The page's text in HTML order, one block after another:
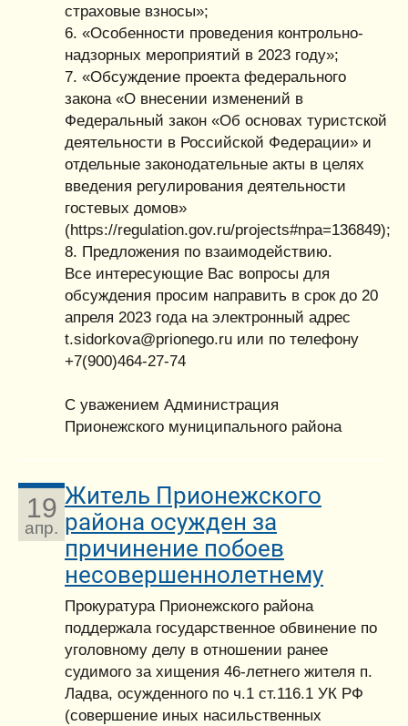
страховые взносы»;
6. «Особенности проведения контрольно-
надзорных мероприятий в 2023 году»;
7. «Обсуждение проекта федерального
закона «О внесении изменений в
Федеральный закон «Об основах туристской
деятельности в Российской Федерации» и
отдельные законодательные акты в целях
введения регулирования деятельности
гостевых домов»
(https://regulation.gov.ru/projects#npa=136849);
8. Предложения по взаимодействию.
Все интересующие Вас вопросы для
обсуждения просим направить в срок до 20
апреля 2023 года на электронный адрес
t.sidorkova@prionego.ru или по телефону
+7(900)464-27-74
С уважением Администрация
Прионежского муниципального района
19
апр.
Житель Прионежского
района осужден за
причинение побоев
несовершеннолетнему
Прокуратура Прионежского района
поддержала государственное обвинение по
уголовному делу в отношении ранее
судимого за хищения 46-летнего жителя п.
Ладва, осужденного по ч.1 ст.116.1 УК РФ
(совершение иных насильственных